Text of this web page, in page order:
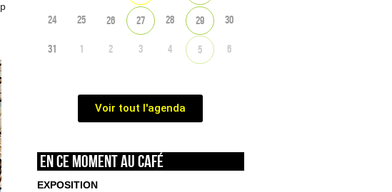
24 25 26 27 28 29 30
31 1 2 3 4 5 6
Voir tout l'agenda
En ce moment au café
EXPOSITION